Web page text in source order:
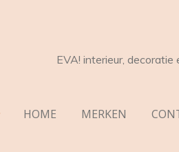
EVA! interieur, decoratie
HOME MERKEN